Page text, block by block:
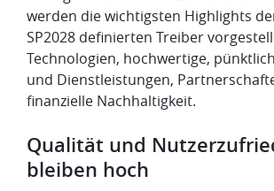
werden die wichtigsten Highlights
SP2028 definierten Treiber
Technologien, hochwertige,
und Dienstleistungen,
finanzielle Nachhaltigkeit.
Qualität und
bleiben hoch